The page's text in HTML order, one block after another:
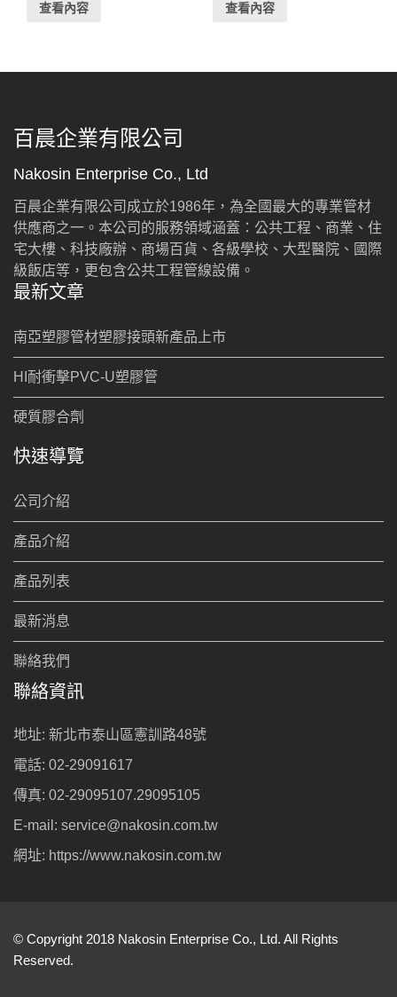
查看內容 查看內容
百晨企業有限公司
Nakosin Enterprise Co., Ltd
百晨企業有限公司成立於1986年，為全國最大的專業管材
供應商之一。本公司的服務領域涵蓋：公共工程、商業、住
宅大樓、科技廠辦、商場百貨、各級學校、大型醫院、國際
級飯店等，更包含公共工程管線設備。
最新文章
南亞塑膠管材塑膠接頭新產品上市
HI耐衝擊PVC-U塑膠管
硬質膠合劑
快速導覽
公司介紹
產品介紹
產品列表
最新消息
聯絡我們
聯絡資訊
地址: 新北市泰山區憲訓路48號
電話: 02-29091617
傳真: 02-29095107.29095105
E-mail: service@nakosin.com.tw
網址: https://www.nakosin.com.tw
© Copyright 2018 Nakosin Enterprise Co., Ltd. All Rights
Reserved.